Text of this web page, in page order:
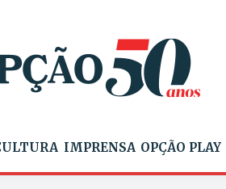
IMPRENSA OPÇÃO PLAY